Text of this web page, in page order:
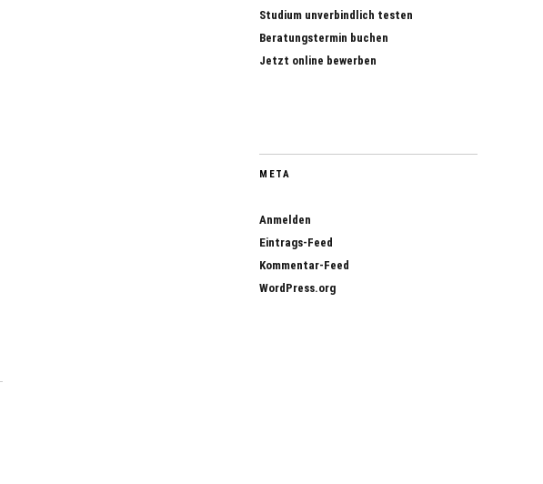
Studium unverbindlich testen
Beratungstermin buchen
Jetzt online bewerben
META
Anmelden
Eintrags-Feed
Kommentar-Feed
WordPress.org